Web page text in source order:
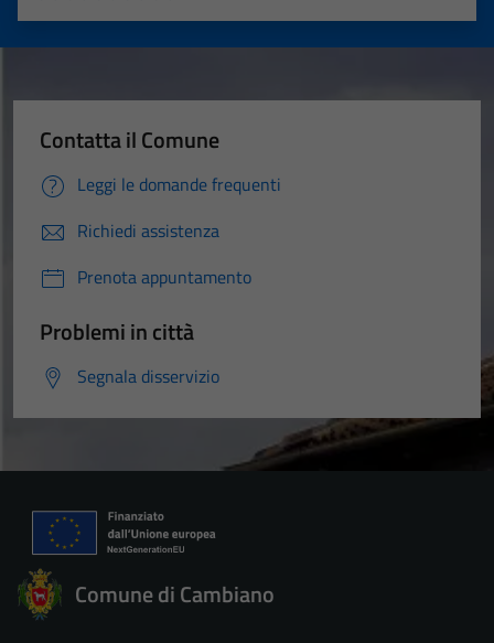
Valuta 5 stelle su 5
Valuta 4 stelle su 5
Valuta 3 stelle su 5
Valuta 2 stelle su 5
Valuta 1 stelle su 5
Contatta il Comune
Leggi le domande frequenti
Richiedi assistenza
Prenota appuntamento
Problemi in città
Segnala disservizio
Comune di Cambiano